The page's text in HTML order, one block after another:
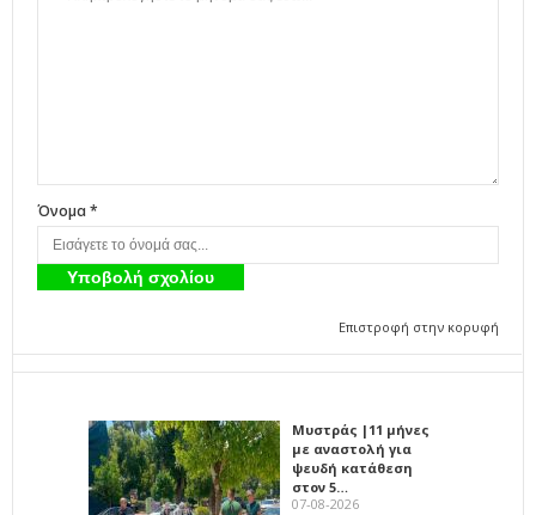
Όνομα *
Επιστροφή στην κορυφή
Μυστράς |11 μήνες
με αναστολή για
ψευδή κατάθεση
στον 5…
07-08-2026